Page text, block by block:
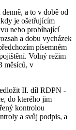
a to v době od
je ošetřujícím
nebo probíhající
a dobu vycházek
písemném
Volný režim
měsíců, v
II. díl RDPN -
do kterého jim
kontrolou
a svůj podpis, a